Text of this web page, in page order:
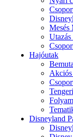
Mesés
Utazás
Hajóutak
Akciós
Disneyland